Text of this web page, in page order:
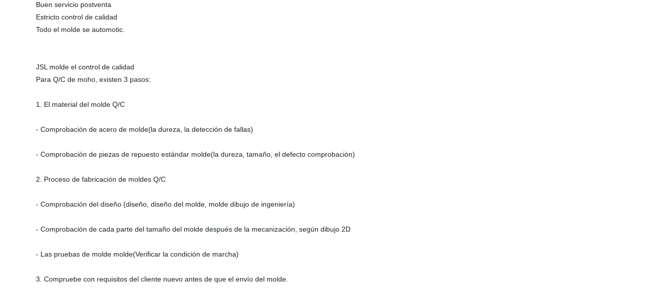
Buen servicio postventa
Estricto control de calidad
Todo el molde se automotic.
JSL molde el control de calidad
Para Q/C de moho, existen 3 pasos:
1. El material del molde Q/C
- Comprobación de acero de molde(la dureza, la detección de fallas)
- Comprobación de piezas de repuesto estándar molde(la dureza, tamaño, el defecto comprobación)
2. Proceso de fabricación de moldes Q/C
- Comprobación del diseño (diseño, diseño del molde, molde dibujo de ingeniería)
- Comprobación de cada parte del tamaño del molde después de la mecanización, según dibujo 2D
- Las pruebas de molde molde(Verificar la condición de marcha)
3. Compruebe con requisitos del cliente nuevo antes de que el envío del molde.